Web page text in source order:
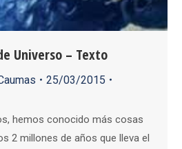
Universo – Texto
25/03/2015
hemos conocido más cosas
2 millones de años que lleva el